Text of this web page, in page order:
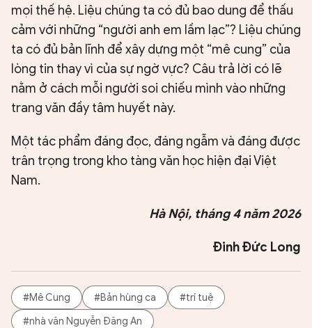
mọi thế hệ. Liệu chúng ta có đủ bao dung để thấu
cảm với những “người anh em lầm lạc”? Liệu chúng
ta có đủ bản lĩnh để xây dựng một “mê cung” của
lòng tin thay vì của sự ngờ vực? Câu trả lời có lẽ
nằm ở cách mỗi người soi chiếu mình vào những
trang văn đầy tâm huyết này.
Một tác phẩm đáng đọc, đáng ngẫm và đáng được
trân trọng trong kho tàng văn học hiện đại Việt
Nam.
Hà Nội, tháng 4 năm 2026
Đinh Đức Long
#Mê Cung #Bản hùng ca
#trí tuệ
#nhà văn Nguyễn Đăng An